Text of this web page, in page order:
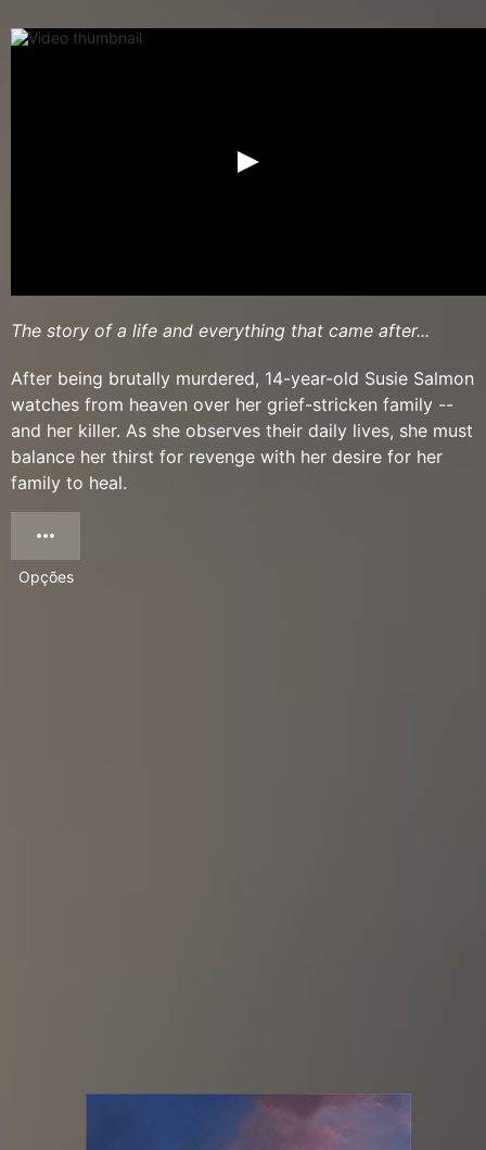
The story of a life and everything that came after...
After being brutally murdered, 14-year-old Susie Salmon
watches from heaven over her grief-stricken family --
and her killer. As she observes their daily lives, she must
balance her thirst for revenge with her desire for her
family to heal.
Opções